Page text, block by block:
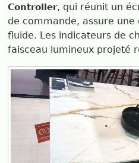
Controller, qui réunit un
de commande, assure
fluide. Les indicateurs de
faisceau lumineux projeté